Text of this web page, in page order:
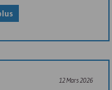
12 Mars 2026